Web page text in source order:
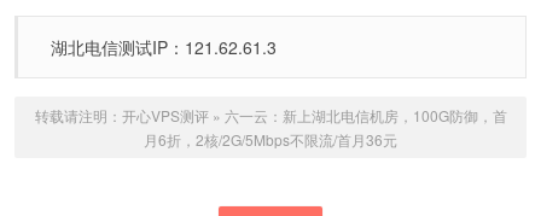
湖北电信测试IP：121.62.61.3
转载请注明： 开心VPS测评» 六一云：新上湖北电信机房，100G防御，首
月6折，2核/2G/5Mbps不限流/首月36元